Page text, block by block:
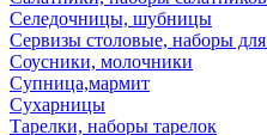
Селедочницы, шубницы
Сервизы столовые, наборы
Соусники, молочники
Супница,мармит
Сухарницы
Тарелки, наборы тарелок